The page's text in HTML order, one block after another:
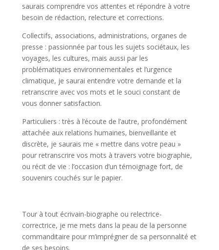
saurais comprendre vos attentes et répondre à votre
besoin de rédaction, relecture et corrections.
Collectifs, associations, administrations, organes de
presse : passionnée par tous les sujets sociétaux, les
voyages, les cultures, mais aussi par les
problématiques environnementales et l’urgence
climatique, je saurai entendre votre demande et la
retranscrire avec vos mots et le souci constant de
vous donner satisfaction.
Particuliers : très à l’écoute de l’autre, profondément
attachée aux relations humaines, bienveillante et
discrète, je saurais me « mettre dans votre peau »
pour retranscrire vos mots à travers votre biographie,
ou récit de vie : l’occasion d’un témoignage fort, de
souvenirs couchés sur le papier.
Tour à tout écrivain-biographe ou relectrice-
correctrice, je me mets dans la peau de la personne
commanditaire pour m’imprégner de sa personnalité et
de ses besoins.